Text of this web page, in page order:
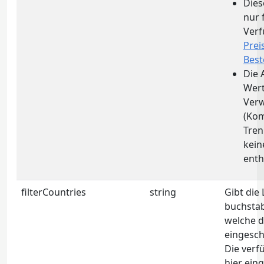
nur
Die
filterCountries string
Gibt die
welche
Die